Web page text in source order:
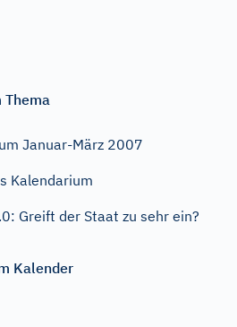
Thema
Januar-März 2007
Kalendarium
Greift der Staat zu sehr ein?
Kalender